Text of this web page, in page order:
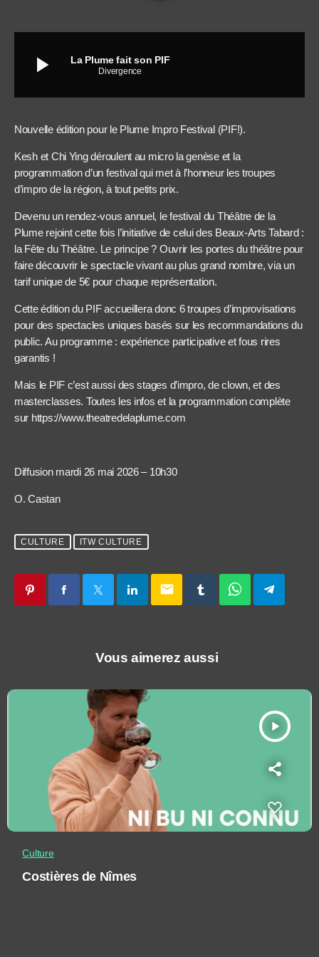
play_arrow La Plume fait son PIF
Divergence
Nouvelle édition pour le Plume Impro Festival (PIF!).
Kesh et Chi Ying déroulent au micro la genèse et la
programmation d’un festival qui met à l’honneur les troupes
d’impro de la région, à tout petits prix.
Devenu un rendez-vous annuel, le festival du Théâtre de la
Plume rejoint cette fois l’initiative de celui des Beaux-Arts Tabard :
la Fête du Théâtre. Le principe ? Ouvrir les portes du théâtre pour
faire découvrir le spectacle vivant au plus grand nombre, via un
tarif unique de 5€ pour chaque représentation.
Cette édition du PIF accueillera donc 6 troupes d’improvisations
pour des spectacles uniques basés sur les recommandations du
public. Au programme : expérience participative et fous rires
garantis !
Mais le PIF c’est aussi des stages d’impro, de clown, et des
masterclasses. Toutes les infos et la programmation complète
sur https://www.theatredelaplume.com
Diffusion mardi 26 mai 2026 – 10h30
O. Castan
CULTURE ITW CULTURE
email
Vous aimerez aussi
play_arrow
Culture
Costières de Nîmes